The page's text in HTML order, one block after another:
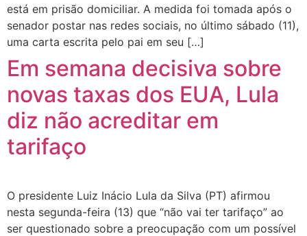
está em prisão domiciliar. A medida foi tomada após o
senador postar nas redes sociais, no último sábado (11),
uma carta escrita pelo pai em seu […]
Em semana decisiva sobre
novas taxas dos EUA, Lula
diz não acreditar em
tarifaço
O presidente Luiz Inácio Lula da Silva (PT) afirmou
nesta segunda-feira (13) que “não vai ter tarifaço” ao
ser questionado sobre a preocupação com um possível